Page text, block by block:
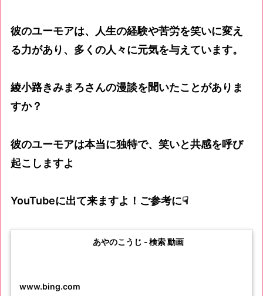
彼のユーモアは、人生の経験や苦労を笑いに変え
る力があり、多くの人々に元気を与えています。
綾小路きみまろさんの漫談を聞いたことがありま
すか？
彼のユーモアは本当に独特で、笑いと共感を呼び
起こしますよ
YouTubeに出て来ますよ！ご参考に☟
あやのこうじ - 検索 動画
www.bing.com